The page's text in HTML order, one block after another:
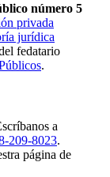
número 5
privada
jurídica
fedatario
.
a
209-8023.
página de